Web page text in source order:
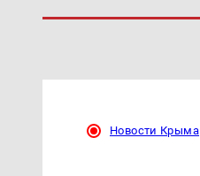
Новости Крыма